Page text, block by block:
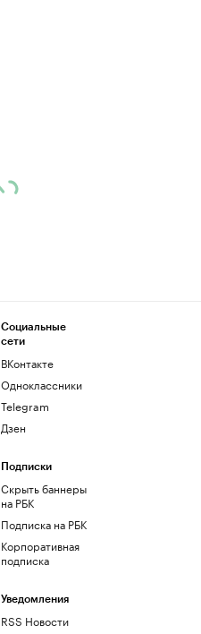
Социальные
сети
ВКонтакте
Одноклассники
Telegram
Дзен
Подписки
Скрыть баннеры
на РБК
Подписка на РБК
Корпоративная
подписка
Уведомления
RSS Новости